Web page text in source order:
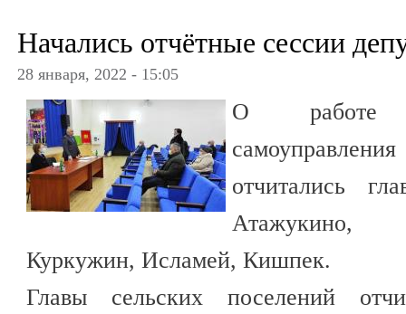
Начались отчётные сессии
28 января, 2022 - 15:05
О работе
отчитались
Куркужин, Исламей, Кишпек.
Главы сельских поселений